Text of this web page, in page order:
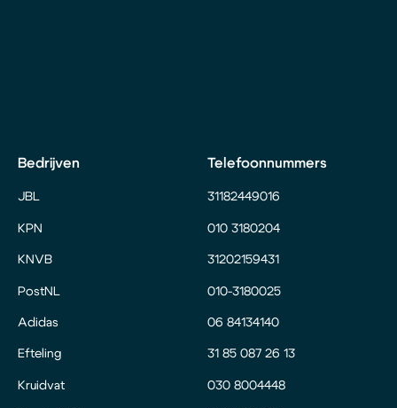
Bedrijven
JBL
KPN
KNVB
PostNL
Adidas
Efteling
Kruidvat
Telefoonnummers
31182449016
010 3180204
31202159431
010-3180025
06 84134140
31 85 087 26 13
030 8004448